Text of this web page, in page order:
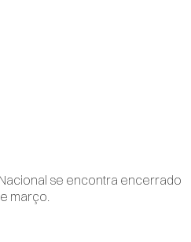
se encontra encerrado
março.